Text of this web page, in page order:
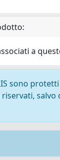
a
sono
salvo